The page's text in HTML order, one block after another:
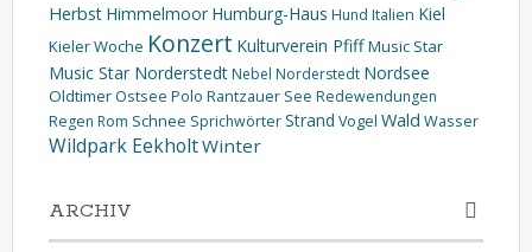
Herbst Himmelmoor Humburg-Haus Hund Italien Kiel
Kieler Woche Konzert Kulturverein PfiffMusic Star
Music Star Norderstedt Nebel Norderstedt Nordsee
OldtimerOstsee Polo Rantzauer See Redewendungen
Regen Rom Schnee SprichwörterStrand Vogel Wald Wasser
Wildpark EekholtWinter
ARCHIV